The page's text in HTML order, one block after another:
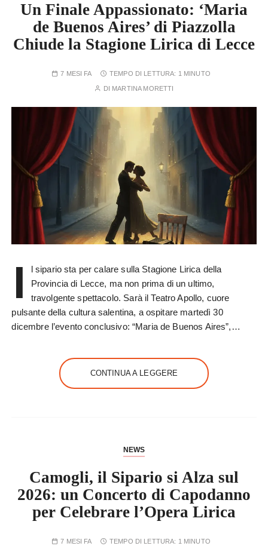
Un Finale Appassionato: ‘Maria
de Buenos Aires’ di Piazzolla
Chiude la Stagione Lirica di Lecce
7 MESI FA TEMPO DI LETTURA: 1 MINUTO
DI MARTINA MORETTI
I
l sipario sta per calare sulla Stagione Lirica della
Provincia di Lecce, ma non prima di un ultimo,
travolgente spettacolo. Sarà il Teatro Apollo, cuore
pulsante della cultura salentina, a ospitare martedì 30
dicembre l’evento conclusivo: “Maria de Buenos Aires”,…
CONTINUA A LEGGERE
NEWS
Camogli, il Sipario si Alza sul
2026: un Concerto di Capodanno
per Celebrare l’Opera Lirica
7 MESI FA TEMPO DI LETTURA: 1 MINUTO